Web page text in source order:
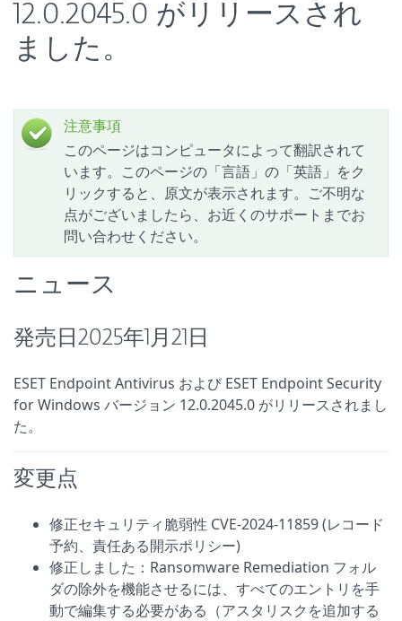
12.0.2045.0 がリリースされ
ました。
注意事項
このページはコンピュータによって翻訳されて
います。このページの「言語」の「英語」をク
リックすると、原文が表示されます。ご不明な
点がございましたら、お近くのサポートまでお
問い合わせください。
ニュース
発売日2025年1月21日
ESET Endpoint Antivirus および ESET Endpoint Security
for Windows バージョン 12.0.2045.0 がリリースされまし
た。
変更点
修正セキュリティ脆弱性 CVE-2024-11859 (レコード
予約、責任ある開示ポリシー)
修正しました：Ransomware Remediation フォル
ダの除外を機能させるには、すべてのエントリを手
動で編集する必要がある（アスタリスクを追加する